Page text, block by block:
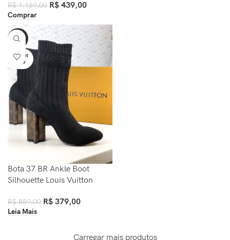
R$1.169,00 R$ 439,00
Comprar
-57%
VENDI
DOS
Bota 37 BR Ankle Boot
Silhouette Louis Vuitton
R$889,00 R$ 379,00
Leia Mais
Carregar mais produtos